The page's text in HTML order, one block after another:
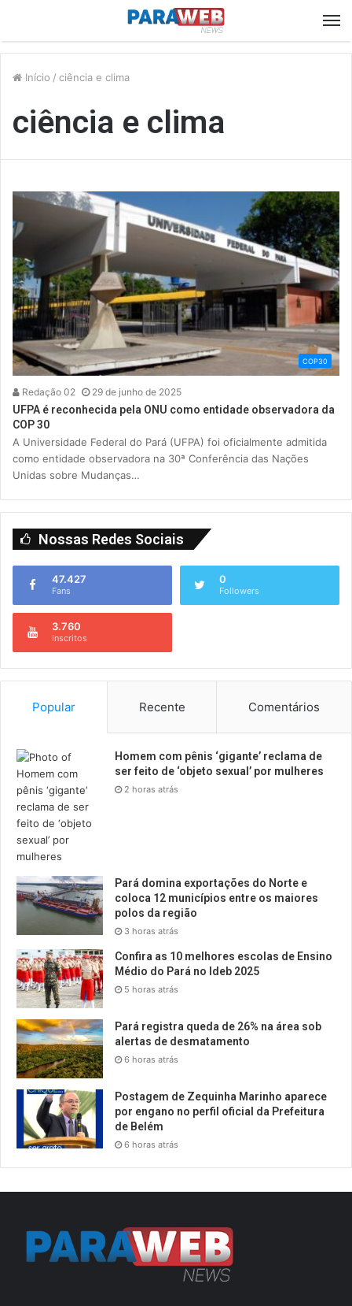
Início / ciência e clima
ciência e clima
COP30
Redação 02 29 de junho de 2025
UFPA é reconhecida pela ONU como entidade observadora da
COP 30
A Universidade Federal do Pará (UFPA) foi oficialmente admitida
como entidade observadora na 30ª Conferência das Nações
Unidas sobre Mudanças…
Nossas Redes Sociais
47.427
Fans
0
Followers
3.760
Inscritos
Popular Recente Comentários
Homem com pênis ‘gigante’ reclama de
ser feito de ‘objeto sexual’ por mulheres
2 horas atrás
Pará domina exportações do Norte e
coloca 12 municípios entre os maiores
polos da região
3 horas atrás
Confira as 10 melhores escolas de Ensino
Médio do Pará no Ideb 2025
5 horas atrás
Pará registra queda de 26% na área sob
alertas de desmatamento
6 horas atrás
Postagem de Zequinha Marinho aparece
por engano no perfil oficial da Prefeitura
de Belém
6 horas atrás